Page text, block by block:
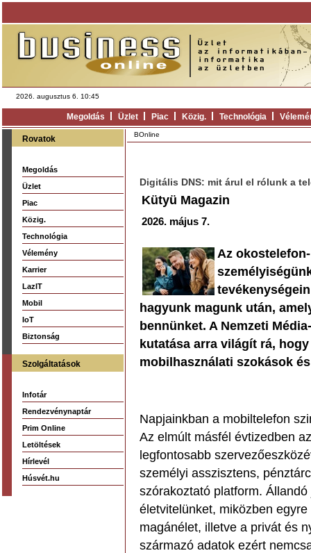
2026. augusztus 6. 10:45
Megoldás Üzlet Piac Közig. Technológia
Rovatok
Megoldás
Üzlet
Piac
Közig.
Technológia
Vélemény
Karrier
LazIT
Mobil
IoT
Biztonság
Szolgáltatások
Infotár
Rendezvénynaptár
Prim Online
Letöltések
Hírlevél
Húsvét.hu
BOnline
Digitális DNS: mit árul el rólunk a
Kütyü Magazin
2026. május 7.
Az
hagyunk magunk után,
bennünket. A Nemzeti
kutatása arra világít rá,
mobilhasználati szokások
Napjainkban a mobiltelefon
Az elmúlt másfél évtizedben
legfontosabb
személyi asszisztens,
szórakoztató platform.
életvitelünket, miközben
magánélet, illetve a privát és
származó adatok ezért